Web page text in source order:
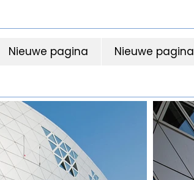
Nieuwe pagina Nieuwe pagina